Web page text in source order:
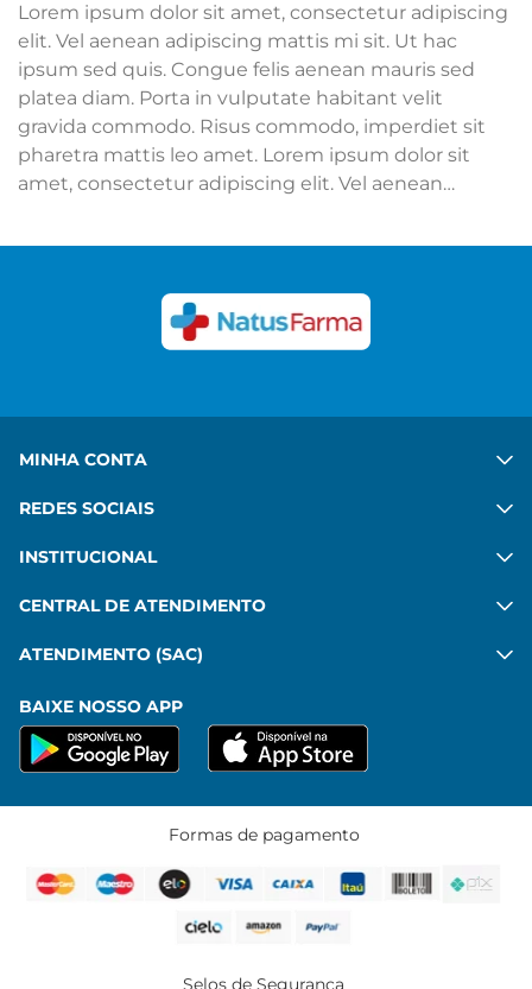
Lorem ipsum dolor sit amet, consectetur adipiscing
elit. Vel aenean adipiscing mattis mi sit. Ut hac
ipsum sed quis. Congue felis aenean mauris sed
platea diam. Porta in vulputate habitant velit
gravida commodo. Risus commodo, imperdiet sit
pharetra mattis leo amet. Lorem ipsum dolor sit
amet, consectetur adipiscing elit. Vel aenean
Congue felis aenean mauris sed platea diam. Porta
commodo, imperdiet sit pharetra mattis leo amet.
MINHA CONTA
REDES SOCIAIS
INSTITUCIONAL
CENTRAL DE ATENDIMENTO
ATENDIMENTO (SAC)
BAIXE NOSSO APP
Formas de pagamento
Selos de Segurança